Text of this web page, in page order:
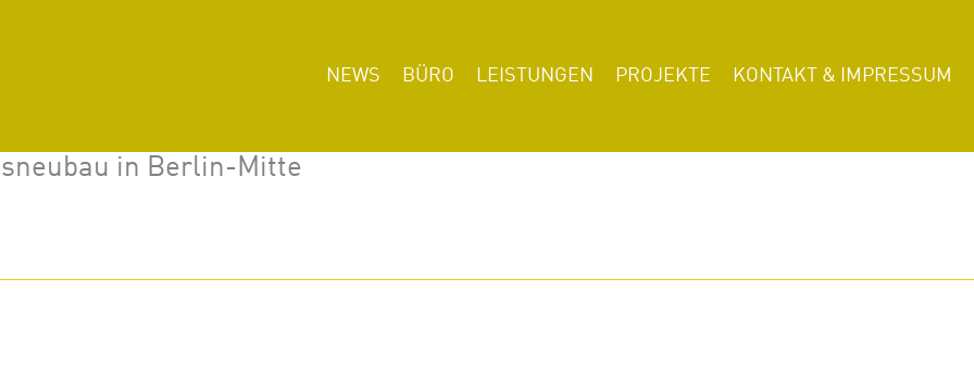
NEWS BÜRO LEISTUNGEN PROJEKTE KONTAKT & IMPRESSUM
in Berlin-Mitte